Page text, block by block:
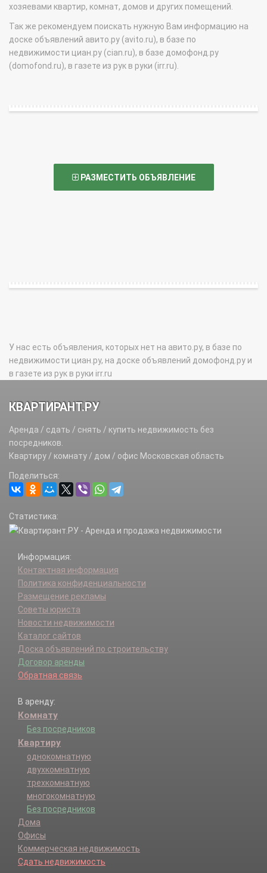
хозяевами квартир, комнат, домов и других помещений.
Так же рекомендуем поискать нужную Вам информацию на
доске объявлений авито.ру (avito.ru), в базе по
недвижимости циан.ру (cian.ru), в базе домофонд.ру
(domofond.ru), в газете из рук в руки (irr.ru).
РАЗМЕСТИТЬ ОБЪЯВЛЕНИЕ
У нас есть объявления, которых нет на авито.ру, в базе по
недвижимости циан.ру, на доске объявлений домофонд.ру и
в газете из рук в руки irr.ru
КВАРТИРАНТ.РУ
Аренда / сдать / снять / купить недвижимость без
посредников.
Квартиру / комнату / дом / офис Московская область
Поделиться:
Статистика:
Информация:
Контактная информация
Политика конфиденциальности
Размещение рекламы
Советы юриста
Новости недвижимости
Каталог сайтов
Доска объявлений по строительству
Договор аренды
Обратная связь
В аренду:
Комнату
Без посредников
Квартиру
однокомнатную
двухкомнатную
трехкомнатную
многокомнатную
Без посредников
Дома
Офисы
Коммерческая недвижимость
Сдать недвижимость